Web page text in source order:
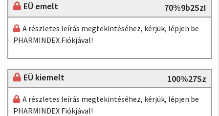
EÜ emelt 70%9b2SzI
A részletes leírás megtekintéséhez, kérjük, lépjen be
PHARMINDEX Fiókjával!
EÜ kiemelt 100%27Sz
A részletes leírás megtekintéséhez, kérjük, lépjen be
PHARMINDEX Fiókjával!